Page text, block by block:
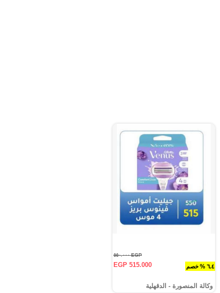
٦.٤ % خصم
EGP ٥٥٠.٠٠٠
EGP 515.000
وكالة المنصورة - الدقهلية‎